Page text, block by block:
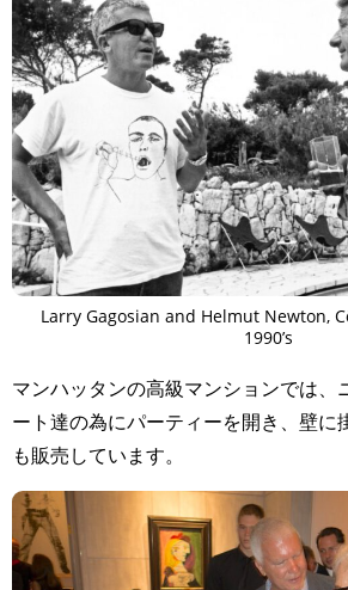
Larry Gagosian and Helmut Newton,
1990’s
マンハッタンの高級マンションでは、
ート達の為にパーティーを開き、壁に
も販売しています。